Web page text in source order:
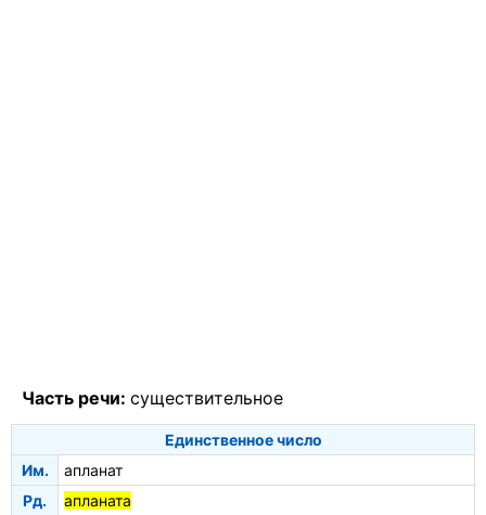
Часть речи: существительное
Единственное число
Им.
апланат
Рд.
апланата